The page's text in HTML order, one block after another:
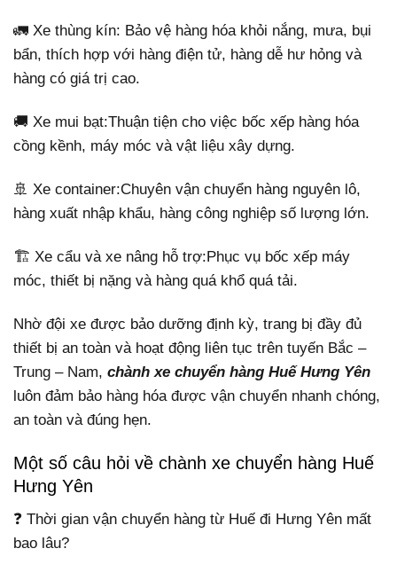
🚛 Xe thùng kín: Bảo vệ hàng hóa khỏi nắng, mưa, bụi
bẩn, thích hợp với hàng điện tử, hàng dễ hư hỏng và
hàng có giá trị cao.
🚚 Xe mui bạt:Thuận tiện cho việc bốc xếp hàng hóa
cồng kềnh, máy móc và vật liệu xây dựng.
🚢 Xe container:Chuyên vận chuyển hàng nguyên lô,
hàng xuất nhập khẩu, hàng công nghiệp số lượng lớn.
🏗️ Xe cẩu và xe nâng hỗ trợ:Phục vụ bốc xếp máy
móc, thiết bị nặng và hàng quá khổ quá tải.
Nhờ đội xe được bảo dưỡng định kỳ, trang bị đầy đủ
thiết bị an toàn và hoạt động liên tục trên tuyến Bắc –
Trung – Nam, chành xe chuyển hàng Huế Hưng Yên
luôn đảm bảo hàng hóa được vận chuyển nhanh chóng,
an toàn và đúng hẹn.
Một số câu hỏi về chành xe chuyển hàng Huế
Hưng Yên
❓ Thời gian vận chuyển hàng từ Huế đi Hưng Yên mất
bao lâu?